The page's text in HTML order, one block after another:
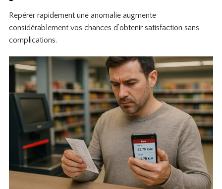
Repérer rapidement une anomalie augmente
considérablement vos chances d’obtenir satisfaction sans
complications.